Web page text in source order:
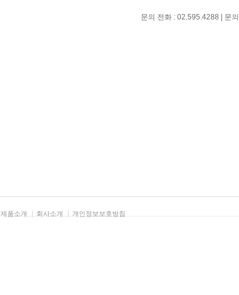
문의 전화 : 02.595.4288 | 문
제품소개 회사소개 개인정보보호방침